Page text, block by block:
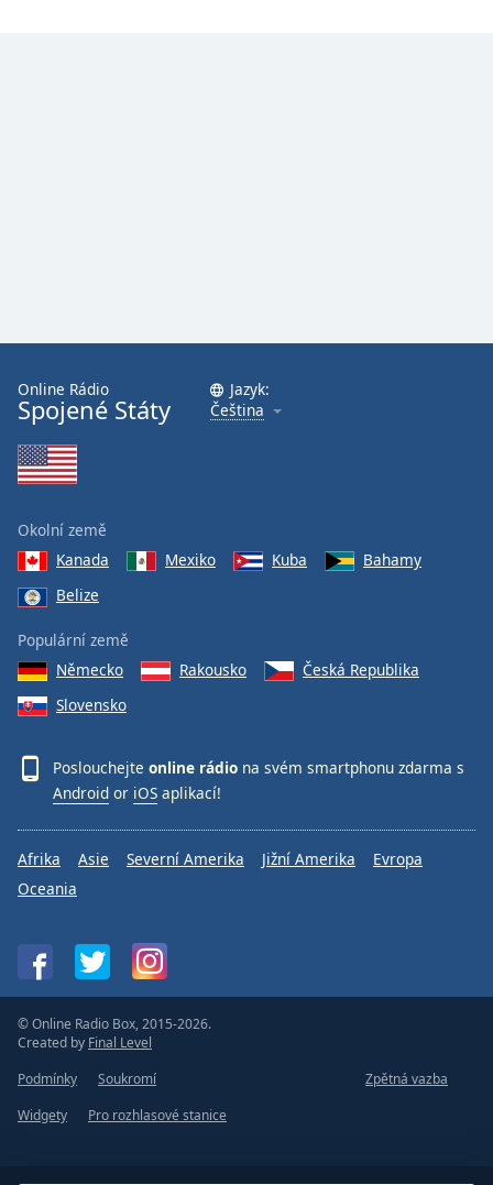
Online Rádio
Spojené Státy
Jazyk:
Čeština
Okolní země
Kanada
Mexiko Kuba
Bahamy
Belize
Populární země
Německo
Rakousko
Česká Republika
Slovensko
Poslouchejte online rádio na svém smartphonu zdarma s
Android or iOS aplikací!
Afrika Asie Severní Amerika Jižní Amerika
Evropa
Oceania
© Online Radio Box, 2015-2026.
Created by Final Level
Podmínky
Soukromí
Zpětná vazba
Widgety
Pro rozhlasové stanice